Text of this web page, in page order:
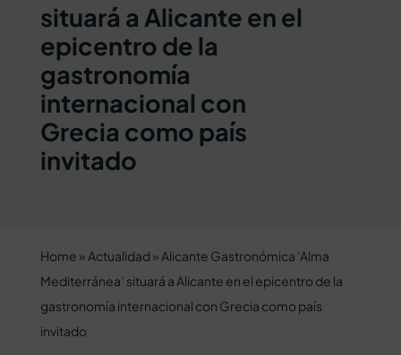
situará a Alicante en el
epicentro de la
gastronomía
internacional con
Grecia como país
invitado
Home » Actualidad » Alicante Gastronómica ‘Alma
Mediterránea’ situará a Alicante en el epicentro de la
gastronomía internacional con Grecia como país
invitado